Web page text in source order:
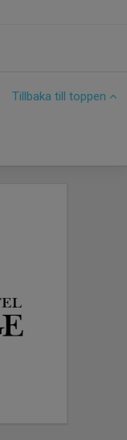
Tillbaka till toppen